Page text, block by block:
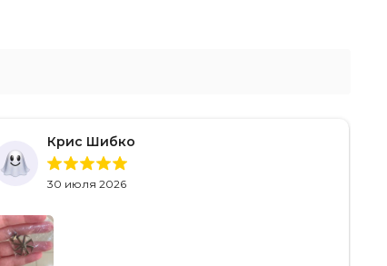
Крис Шибко
30 июля 2026